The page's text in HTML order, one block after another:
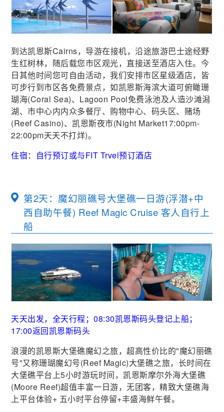
到达凯恩斯Cairns，导游在接机，沿途旅游巴士途经野
生红树林，随后载您市区观光，直接送至酒店入住。今
日其他时间您可自由活动，我们安排市区星级酒店，皆
可步行到市区各免费景点，如凯恩斯海滨大道可俯瞰珊
瑚海(Coral Sea)、Lagoon Pool免费泳池及人造沙滩潟
湖、市中心内内众多餐厅、购物中心、码头区、赌场
(Reef Casino)、凯恩斯夜市(Night Market17:00pm-
22:00pm天天不打烊)。
住宿：自行预订或与FIT Trvel预订酒店
第2天：魔幻丽礁号大堡礁一日游(浮潜+中
西自助午餐) Reef Magic Cruise 客人自行上
船
天天出发，全天行程；08:30凯恩斯码头登记上船；
17:00返回凯恩斯码头
浪漫的凯恩斯大堡礁魔幻之旅，超高性价比的"魔幻丽礁
号"又称珊瑚魔幻号(Reef Magic)大堡礁之旅，长时间在
大堡礁平台上5小时游玩时间，凯恩斯摩尔外海大堡礁
(Moore Reef)超值丰富一日游，无团客，精致大堡礁海
上平台体验+ 五小时平台停留+丰盛海鲜午餐。